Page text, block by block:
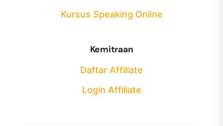
Kursus Speaking Online
Kemitraan
Daftar Affiliate
Login Affiliate